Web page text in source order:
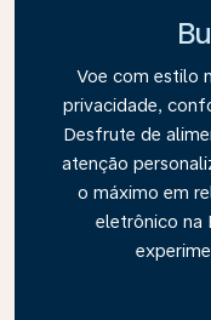
Voe com estilo
privacidade,
Desfrute de
atenção
o máximo em
eletrônico na